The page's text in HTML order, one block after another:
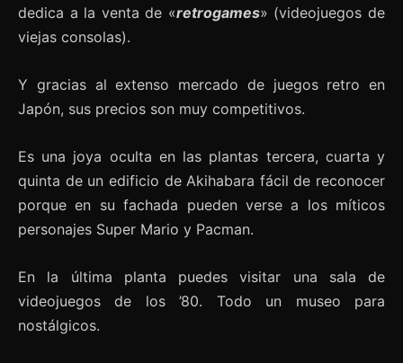
dedica a la venta de «retrogames» (videojuegos de
viejas consolas).
Y gracias al extenso mercado de juegos retro en
Japón, sus precios son muy competitivos.
Es una joya oculta en las plantas tercera, cuarta y
quinta de un edificio de Akihabara fácil de reconocer
porque en su fachada pueden verse a los míticos
personajes Super Mario y Pacman.
En la última planta puedes visitar una sala de
videojuegos de los ’80. Todo un museo para
nostálgicos.